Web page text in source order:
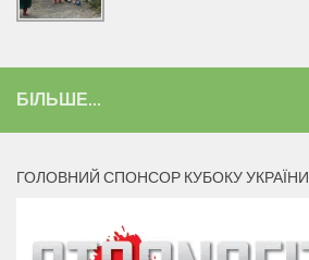
БІЛЬШЕ...
ГОЛОВНИЙ СПОНСОР КУБОКУ